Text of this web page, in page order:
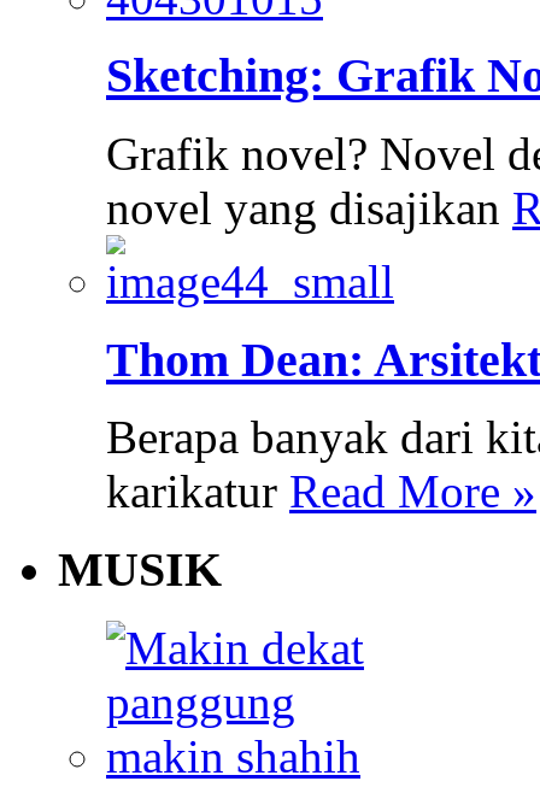
Sketching: Grafik
Grafik novel? Novel
novel yang disajikan
Thom Dean:
Berapa banyak dari
karikatur Read More »
MUSIK